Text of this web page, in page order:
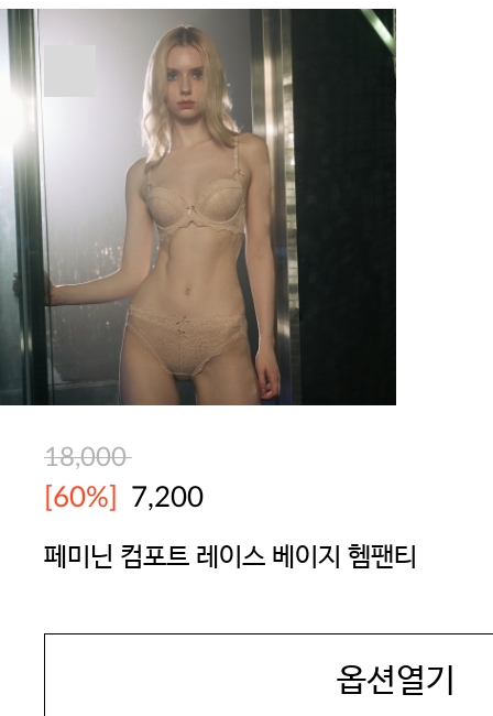
18,000
[60%] 7,200
페미닌 컴포트 레이스 베이지 헴팬티
옵션열기